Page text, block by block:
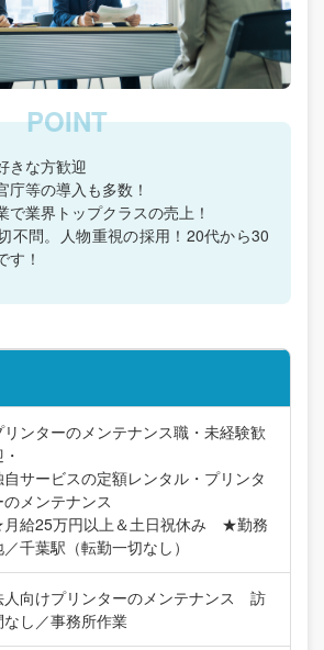
きな方歓迎
等の導入も多数！
業界トップクラスの売上！
不問。人物重視の採用！20代から30
す！
リンターのメンテナンス職・未経験歓
自サービスの定額レンタル・プリンタ
のメンテナンス
給25万円以上＆土日祝休み ★勤務
千葉駅（転勤一切なし）
人向けプリンターのメンテナンス 訪
なし／事務所作業